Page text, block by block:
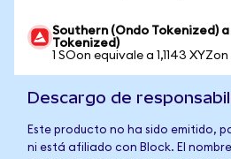
Southern (Ondo Tokenized)
Tokenized)
1 SOon equivale a 1,1143 XYZon
Descargo de
Este producto no ha sido emitido,
ni está afiliado con Block. El